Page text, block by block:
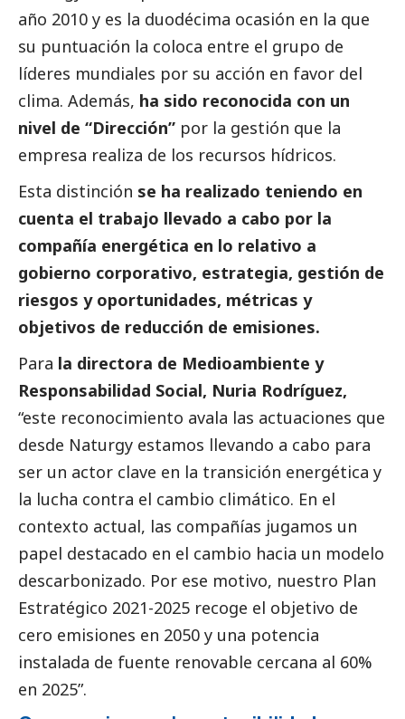
año 2010 y es la duodécima ocasión en la que
su puntuación la coloca entre el grupo de
líderes mundiales por su acción en favor del
clima. Además, ha sido reconocida con un
nivel de “Dirección” por la gestión que la
empresa realiza de los recursos hídricos.
Esta distinción se ha realizado teniendo en
cuenta el trabajo llevado a cabo por la
compañía energética en lo relativo a
gobierno corporativo, estrategia, gestión de
riesgos y oportunidades, métricas y
objetivos de reducción de emisiones.
Para la directora de Medioambiente y
Responsabilidad Social, Nuria Rodríguez,
“este reconocimiento avala las actuaciones que
desde Naturgy estamos llevando a cabo para
ser un actor clave en la transición energética y
la lucha contra el cambio climático. En el
contexto actual, las compañías jugamos un
papel destacado en el cambio hacia un modelo
descarbonizado. Por ese motivo, nuestro Plan
Estratégico 2021-2025 recoge el objetivo de
cero emisiones en 2050 y una potencia
instalada de fuente renovable cercana al 60%
en 2025”.